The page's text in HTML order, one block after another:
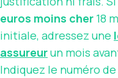
euros moins cher 18
initiale, adressez une
assureurun mois
Indiquez le numéro